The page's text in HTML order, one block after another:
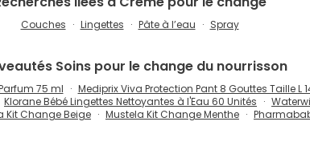
Couches Lingettes Pâte à l’eau Spray
Soins pour le change du nourrisson
75 ml Mediprix Viva Protection Pant 8 Gouttes Taille L
Klorane Bébé Lingettes Nettoyantes à l'Eau 60 Unités
Kit Change Beige Mustela Kit Change Menthe